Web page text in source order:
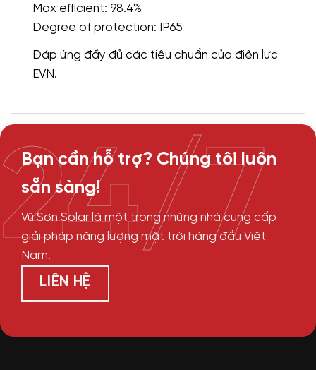
Max efficient: 98.4%
Degree of protection: IP65
Đáp ứng đầy đủ các tiêu chuẩn của điện lực
EVN.
Bạn cần hỗ trợ? Chúng tôi luôn
sẵn sàng!
Vũ Sơn Solar là một trong những nhà cung cấp
giải pháp năng lượng mặt trời hàng đầu Việt
Nam.
LIÊN HỆ
24/7